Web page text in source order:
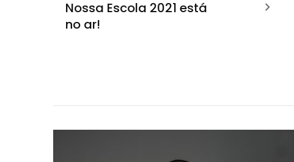
Nossa Escola 2021 está
no ar!